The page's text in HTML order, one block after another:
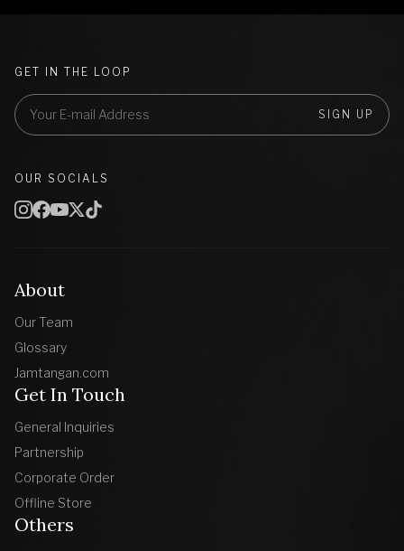
About
Our Team
Glossary
Jamtangan.com
Get In Touch
General Inquiries
Partnership
Corporate Order
Offline Store
Others
GET IN THE LOOP
SIGN UP
OUR SOCIALS